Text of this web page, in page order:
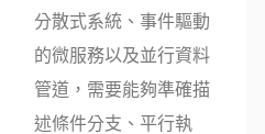
分散式系統、事件驅動
的微服務以及並行資料
管道，需要能夠準確描
述條件分支、平行執